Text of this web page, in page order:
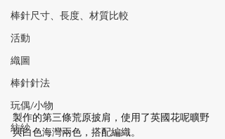
棒針尺寸、長度、材質比較
活動
織圖
棒針針法
玩偶/小物
紡紗
製作的第三條荒原披肩，使用了英國花呢曠野
與白色海灣兩色，搭配編織。